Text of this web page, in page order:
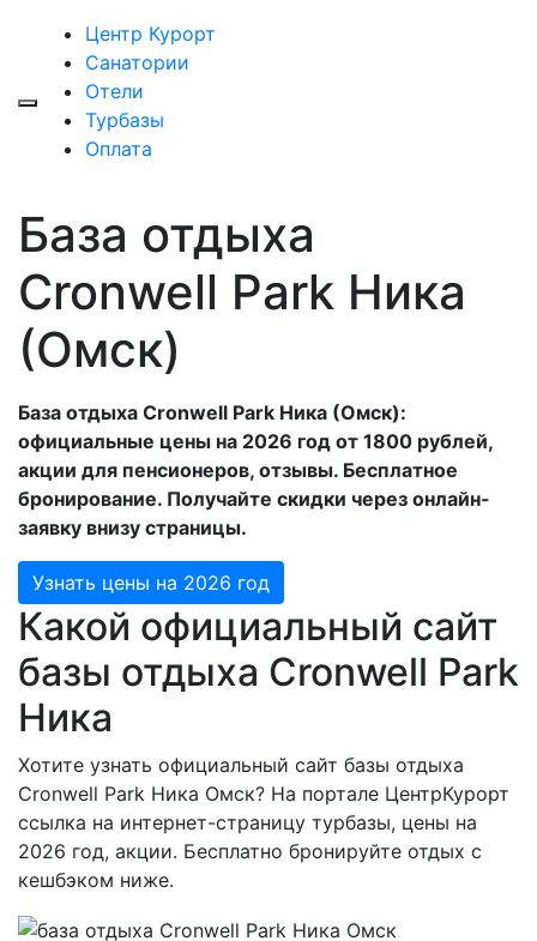
Центр Курорт
Санатории
Отели
Турбазы
Оплата
База отдыха
Cronwell Park Ника
(Омск)
База отдыха Cronwell Park Ника (Омск):
официальные цены на 2026 год от 1800 рублей,
акции для пенсионеров, отзывы. Бесплатное
бронирование. Получайте скидки через онлайн-
заявку внизу страницы.
Узнать цены на 2026 год
Какой официальный сайт
базы отдыха Cronwell Park
Ника
Хотите узнать официальный сайт базы отдыха
Cronwell Park Ника Омск? На портале ЦентрКурорт
ссылка на интернет-страницу турбазы, цены на
2026 год, акции. Бесплатно бронируйте отдых с
кешбэком ниже.